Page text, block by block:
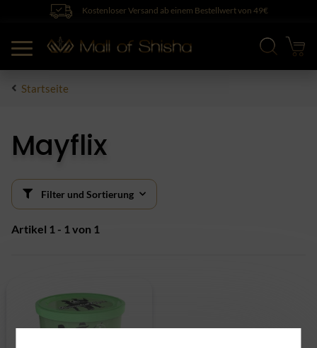
Kostenloser Versand ab einem Bestellwert von 49€
Startseite
Mayflix
Filter und Sortierung
Artikel 1 - 1 von 1